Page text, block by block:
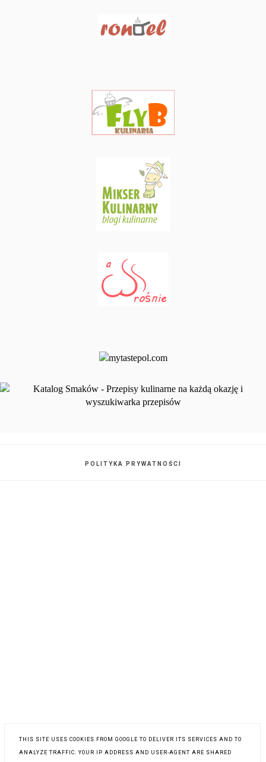
POLITYKA PRYWATNOŚCI
THIS SITE USES COOKIES FROM GOOGLE TO DELIVER ITS SERVICES AND TO
ANALYZE TRAFFIC. YOUR IP ADDRESS AND USER-AGENT ARE SHARED